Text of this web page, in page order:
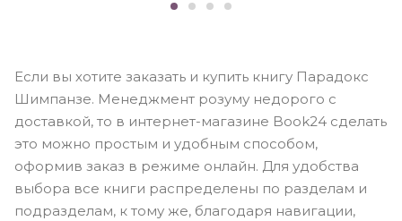
Если вы хотите заказать и купить книгу Парадокс
Шимпанзе. Менеджмент розуму недорого с
доставкой, то в интернет-магазине Book24 сделать
это можно простым и удобным способом,
оформив заказ в режиме онлайн. Для удобства
выбора все книги распределены по разделам и
подразделам, к тому же, благодаря навигации,